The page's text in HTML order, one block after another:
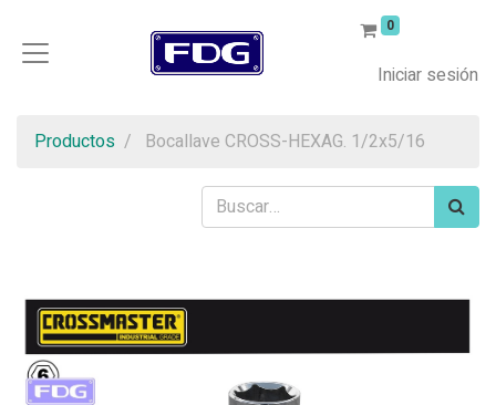
0
Iniciar sesión
Productos Bocallave CROSS-HEXAG. 1/2x5/16